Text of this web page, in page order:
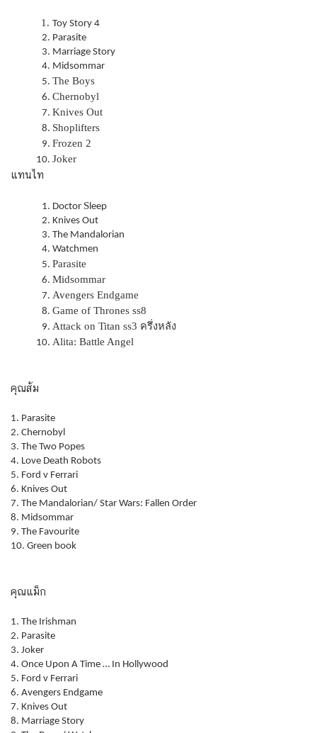
Toy Story 4
Parasite
Marriage Story
Midsommar
The Boys
Chernobyl
Knives Out
Shoplifters
Frozen 2
Joker
แทนไท
Doctor S leep
Knives Out
The Mandalorian
Watchmen
Parasite
Midsommar
Avengers Endgame
Game of Thrones ss8
Attack on Titan ss3 ครึ่งหลัง
Alita: Battle Angel
คุณส้ม
1. Parasite
2. Chernobyl
3. The Two Popes
4. Love Death Robots
5. Ford v Ferrari
6. Knives Out
7. The Mandalorian/ Star Wars: Fallen Order
8. Midsommar
9. The Favourite
10. Green book
คุณแม็ก
1. The Irishman
2. Parasite
3. Joker
4. Once Upon A Time … In Hollywood
5. Ford v Ferrari
6. Avengers Endgame
7. Knives Out
8. Marriage Story